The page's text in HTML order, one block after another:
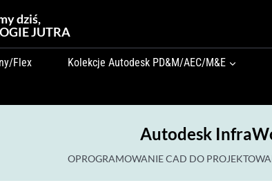
dziś,
JUTRA
Flex Kolekcje Autodesk PD&M/AEC/M&E
Autodesk
OPROGRAMOWANIE CAD DO